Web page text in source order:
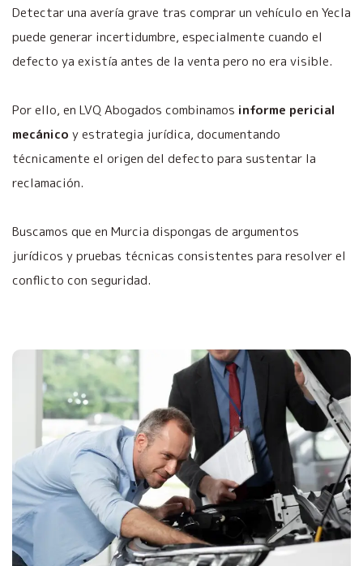
Detectar una avería grave tras comprar un vehículo en Yecla
puede generar incertidumbre, especialmente cuando el
defecto ya existía antes de la venta pero no era visible.
Por ello, en LVQ Abogados combinamos informe pericial
mecánico y estrategia jurídica, documentando
técnicamente el origen del defecto para sustentar la
reclamación.
Buscamos que en Murcia dispongas de argumentos
jurídicos y pruebas técnicas consistentes para resolver el
conflicto con seguridad.